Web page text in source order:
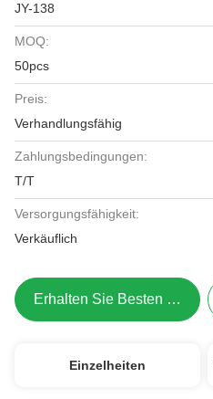
JY-138
MOQ:
50pcs
Preis:
Verhandlungsfähig
Zahlungsbedingungen:
T/T
Versorgungsfähigkeit:
Verkäuflich
Erhalten Sie Besten Preis
Einzelheiten